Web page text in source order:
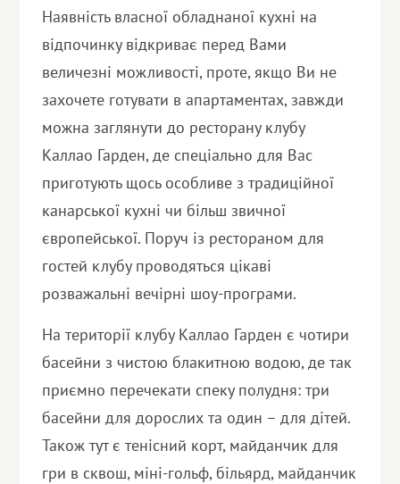
Наявність власної обладнаної кухні на
відпочинку відкриває перед Вами
величезні можливості, проте, якщо Ви не
захочете готувати в апартаментах, завжди
можна заглянути до ресторану клубу
Каллао Гарден, де спеціально для Вас
приготують щось особливе з традиційної
канарської кухні чи більш звичної
європейської. Поруч із рестораном для
гостей клубу проводяться цікаві
розважальні вечірні шоу-програми.
На території клубу Каллао Гарден є чотири
басейни з чистою блакитною водою, де так
приємно перечекати спеку полудня: три
басейни для дорослих та один – для дітей.
Також тут є тенісний корт, майданчик для
гри в сквош, міні-гольф, більярд, майданчик